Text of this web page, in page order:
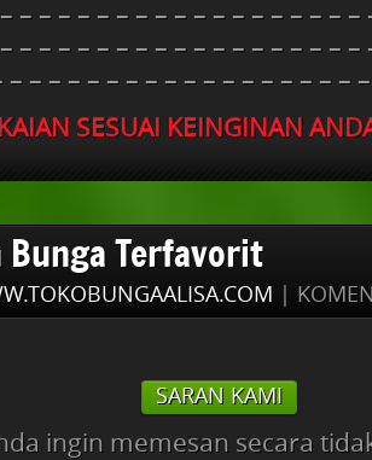
– – – – – – – – – – – – – – – – – –
– – – – – – – – – – – – – – – – – –
– – – – – – – – – – – – – – – – – –
SESUAI KEINGINAN
Bunga Terfavorit
SARAN KAMI
ingin memesan secara